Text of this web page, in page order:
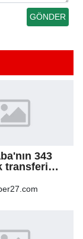
343
transferi
milyonlar